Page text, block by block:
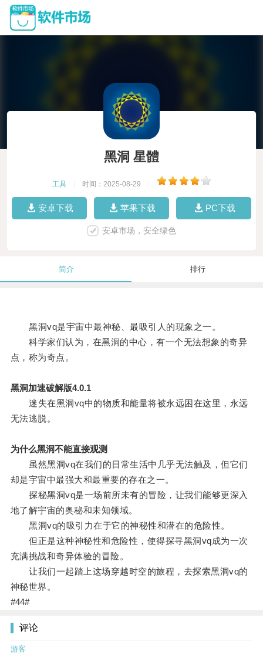
黑洞 星體
工具 时间：2025-08-29
安卓下载 苹果下载 PC下载
安卓市场，安全绿色
简介 排行
黑洞vq是宇宙中最神秘、最吸引人的现象之一。
科学家们认为，在黑洞的中心，有一个无法想象的奇异
点，称为奇点。
黑洞加速破解版4.0.1
迷失在黑洞vq中的物质和能量将被永远困在这里，永远
无法逃脱。
为什么黑洞不能直接观测
虽然黑洞vq在我们的日常生活中几乎无法触及，但它们
却是宇宙中最强大和最重要的存在之一。
探秘黑洞vq是一场前所未有的冒险，让我们能够更深入
地了解宇宙的奥秘和未知领域。
黑洞vq的吸引力在于它的神秘性和潜在的危险性。
但正是这种神秘性和危险性，使得探寻黑洞vq成为一次
充满挑战和奇异体验的冒险。
让我们一起踏上这场穿越时空的旅程，去探索黑洞vq的
神秘世界。
#44#
评论
游客